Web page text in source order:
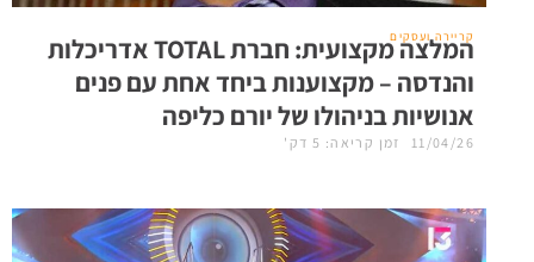
קריירה ועסקים
המלצה מקצועית: חברת TOTAL אדריכלות
והנדסה – מקצוענות ביחד אחת עם פנים
אנושיות בניהולו של יורם כליפה
11/04/26 זמן קריאה: 5 דק'